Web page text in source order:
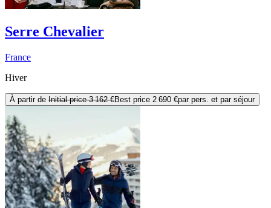
Serre Chevalier
France
Hiver
À partir de Initial price 3 162 €Best price 2 690 €par pers. et par séjour